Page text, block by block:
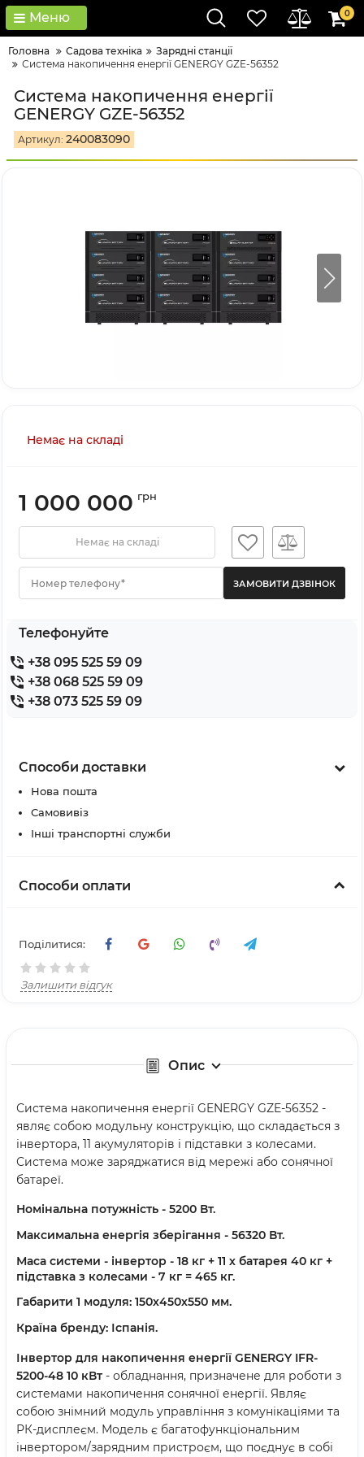
Меню 0
Головна Садова техніка
Зарядні станції
Система накопичення енергії GENERGY GZE-56352
Система накопичення енергії
GENERGY GZE-56352
Артикул: 240083090
Немає на складі
1 000 000 грн
Немає на складі
Номер телефону*
Телефонуйте
+38 095 525 59 09
+38 068 525 59 09
+38 073 525 59 09
Способи доставки
Нова пошта
Самовивіз
Інші транспортні служби
Способи оплати
Поділитися:
Залишити відгук
Опис
Система накопичення енергії GENERGY GZE-56352 -
являє собою модульну конструкцію, що складається з
інвертора, 11 акумуляторів і підставки з колесами.
Система може заряджатися від мережі або сонячної
батареї.
Номінальна потужність - 5200 Вт.
Максимальна енергія зберігання - 56320 Вт.
Маса системи - інвертор - 18 кг + 11 х батарея 40 кг +
підставка з колесами - 7 кг = 465 кг.
Габарити 1 модуля: 150х450х550 мм.
Країна бренду: Іспанія.
Інвертор для накопичення енергії GENERGY IFR-
5200-48 10 кВт - обладнання, призначене для роботи з
системами накопичення сонячної енергії. Являє
собою знімний модуль управління з комунікаціями та
РК-дисплеєм. Модель є багатофункціональним
інвертором/зарядним пристроєм, що поєднує в собі